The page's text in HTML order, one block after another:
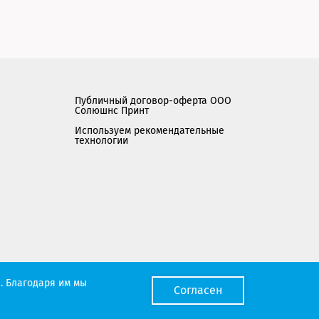
Публичный договор-оферта ООО
Солюшнс Принт
Используем рекомендательные
технологии
Мы работаем с порталом поставщиков
Благодаря им мы
Согласен